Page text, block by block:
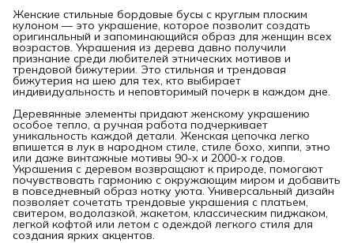
Женские стильные бордовые бусы с круглым плоским
кулоном — это украшение, которое позволит создать
оригинальный и запоминающийся образ для женщин всех
возрастов. Украшения из дерева давно получили
признание среди любителей этнических мотивов и
трендовой бижутерии. Это стильная и трендовая
бижутерия на шею для тех, кто выбирает
индивидуальность и неповторимый почерк в каждом дне.
Деревянные элементы придают женскому украшению
особое тепло, а ручная работа подчеркивает
уникальность каждой детали. Женская цепочка легко
впишется в лук в народном стиле, стиле бохо, хиппи, этно
или даже винтажные мотивы 90-х и 2000-х годов.
Украшения с деревом возвращают к природе, помогают
почувствовать гармонию с окружающим миром и добавить
в повседневный образ нотку уюта. Универсальный дизайн
позволяет сочетать трендовые украшения с платьем,
свитером, водолазкой, жакетом, классическим пиджаком,
легкой кофтой или летом с одеждой легкого стиля для
создания ярких акцентов.